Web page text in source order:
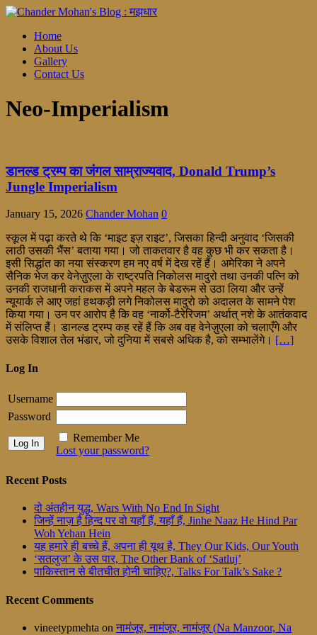
Home
About Us
Gallery
Contact Us
Neo-Imperialism
डानल्ड ट्रम्प का जंगल साम्राज्यवाद, Donald Trump’s
Jungle Imperialism
January 15, 2026 Chander Mohan 0
स्कूल में पढ़ा करते थे कि ‘माइट इज़ राइट’, जिसका हिन्दी अनुवाद ‘जिसकी
लाठी उसकी भैंस’ बताया गया। जो ताकतवार है वह कुछ भी कर सकता है।
इसी सिद्धांत का नया संस्करण हम नए वर्ष में देख रहें हैं। अमेरिका ने अपने
सैनिक भेज कर वेनेज़ुएला के राष्ट्रपति निकोलस मादुरो तथा उनकी पत्नि को
उनकी राजधानी कराकस में अपने महल के बेडरूम से उठा लिया और उन्हें
न्यूयार्क ले आए जहां हथकड़ी लगे निकोलस मादुरो को अदालत के सामने पेश
किया गया। उन पर आरोप है कि वह ‘नार्को-टैरेरिजम’ अर्थात् नशे के आतंकवाद
में संलिप्त हैं। डानल्ड ट्रम्प कह रहें हैं कि अब वह वेनेज़ुएला को चलाएँगे और
उसके विशाल तेल भंडार, जो दुनिया में सबसे अधिक है, को सम्भालेंगे। […]
Log In
Username
Password
Remember Me
Lost your password?
Recent Posts
दो अंतहीन युद्ध, Wars With No End In Sight
जिन्हें नाज़ है हिन्द पर वो यहाँ हैं, यहाँ हैं, Jinhe Naaz He Hind Par
Woh Yehan Hein
यह हमारे ही बच्चे हैं, अपना ही यूथ है, They Our Kids, Our Youth
‘सतलुज’ के उस पार, The Other Bank of ‘Satluj’
पाकिस्तान से बीतचीत होनी चाहिए?, Talks For Talk’s Sake ?
Recent Comments
vineetypmehta on नामंजूर, नामंजूर, नामंजूर (Na Manzoor, Na